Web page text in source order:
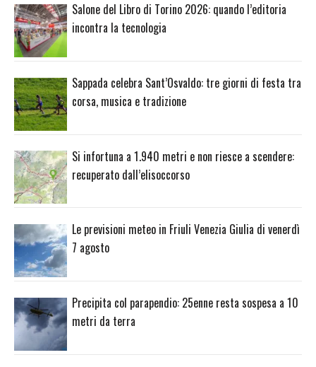
Salone del Libro di Torino 2026: quando l’editoria
incontra la tecnologia
Sappada celebra Sant’Osvaldo: tre giorni di festa tra
corsa, musica e tradizione
Si infortuna a 1.940 metri e non riesce a scendere:
recuperato dall’elisoccorso
Le previsioni meteo in Friuli Venezia Giulia di venerdì
7 agosto
Precipita col parapendio: 25enne resta sospesa a 10
metri da terra